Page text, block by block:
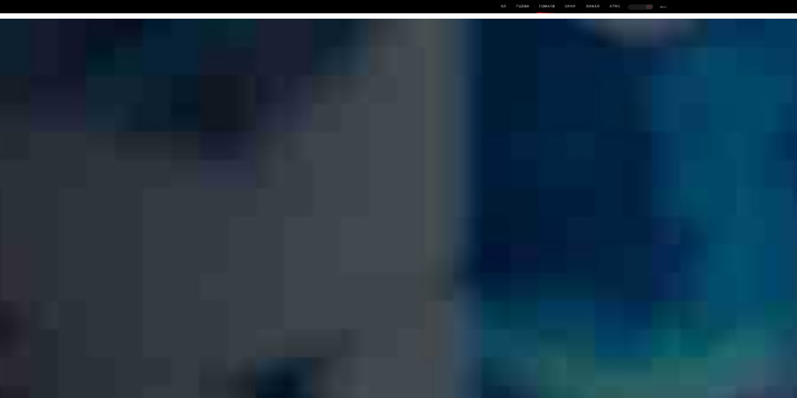
首页 产品及服务 行业解决方案 合作伙伴 投资者关系 关于我们 中EN